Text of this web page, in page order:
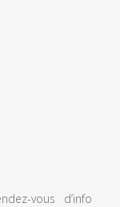
vous d’info